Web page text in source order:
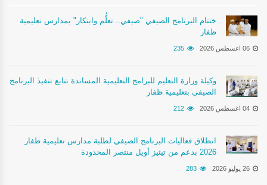
ختتام البرنامج الصيفي "صيفي.. تعلُّم وابتكار" بمدارس تعليمية
ظفار
06 اغسطس 2026 235
وكيلة وزارة التعليم للبرامج التعليمية المساندة تتابع تنفيذ البرنامج
الصيفي بتعليمية ظفار
04 اغسطس 2026 212
انطلاق فعاليات البرنامج الصيفي لطلبة مدارس تعليمية ظفار
2026 بدعم من تيثيز أويل منتصر المحدودة
26 يوليو 2026 283